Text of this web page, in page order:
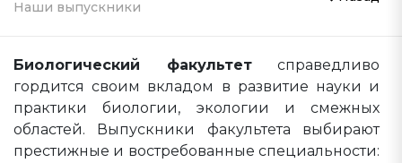
Наши выпускники
Биологический факультетсправедливо
гордится своим вкладом в развитие науки и
практики биологии, экологии и смежных
областей. Выпускники факультета выбирают
престижные и востребованные специальности: